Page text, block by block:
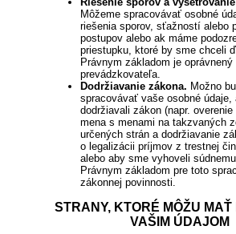
Môžeme spracovávať osobné
riešenia sporov, sťažností alebo
postupov alebo ak máme
priestupku, ktoré by sme chceli
Právnym základom je oprávnený
prevádzkovateľa.
Dodržiavanie zákona. Možno
spracovávať vaše osobné údaje,
dodržiavali zákon (napr.
mena s menami na takzvaných
určených strán a dodržiavanie
o legalizácii príjmov z trestnej
alebo aby sme vyhoveli
Právnym základom pre toto
zákonnej povinnosti.
STRANY, KTORÉ MÔŽU MAŤ
VAŠIM ÚDAJOM